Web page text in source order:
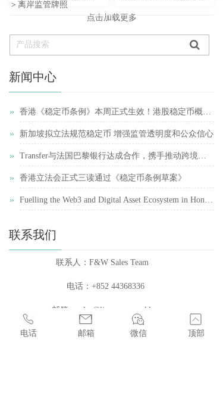
电话 邮箱 微信 顶部
点击加载更多
＞离岸监管牌照
新闻中心
香港《稳定币条例》本周正式生效！港股稳定币概念股再受追捧
新加坡拟立法规范稳定币 增强监管透明度和公众信心
Transfer与法国巴黎银行达成合作，携手推动跨境支付简化
香港立法会正式三读通过《稳定币条例草案》
Fuelling the Web3 and Digital Asset Ecosystem in Hong Kong
»
»
»
»
»
联系我们
联系人：F&W Sales Team
电话：+852 44368336
邮箱：sales@licenses.com.hk
地址：香港中環皇后大道中99號中環中心22樓2207室